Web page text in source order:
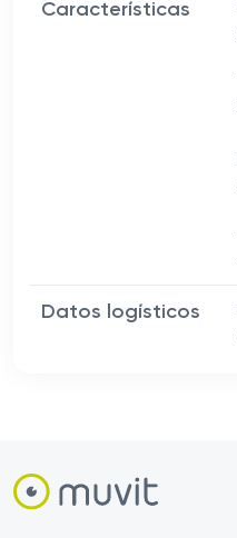
Características
Datos logísticos